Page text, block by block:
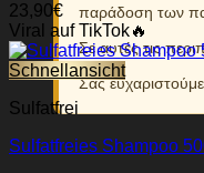
παράδοση των
Σε αυτές τις
Σας
23,90€
Viral auf TikTok🔥
Schnellansicht
Sulfatfrei
Sulfatfreies Shampoo